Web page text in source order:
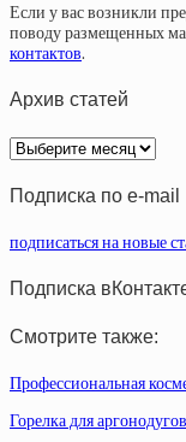
Если у вас возникли
поводу размещенных
контактов.
Архив статей
Архив
статей
Подписка по e-mail
подписаться на новые
Подписка
Смотрите также:
Профессиональная
Горелка для